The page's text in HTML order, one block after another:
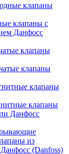
клапаны
клапаны с
Данфосс
клапаны
клапаны
клапаны
клапаны
Данфосс
из
(Danfoss)